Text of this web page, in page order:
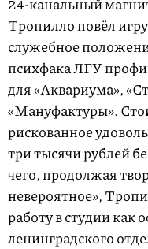
Тропилло повёл
служебное
психфака ЛГУ
для «Аквариума»,
«Мануфактуры».
рискованное
три тысячи рублей
чего, продолжая
невероятное»,
работу в студии как
ленинградского